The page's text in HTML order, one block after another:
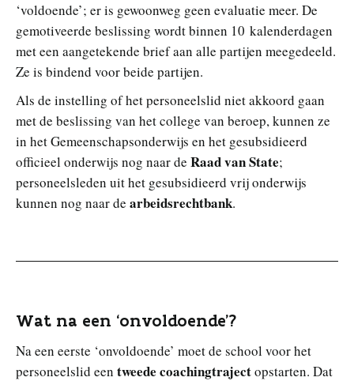
‘voldoende’; er is gewoonweg geen evaluatie meer. De
gemotiveerde beslissing wordt binnen 10 kalenderdagen
met een aangetekende brief aan alle partijen meegedeeld.
Ze is bindend voor beide partijen.
Als de instelling of het personeelslid niet akkoord gaan
met de beslissing van het college van beroep, kunnen ze
in het Gemeenschapsonderwijs en het gesubsidieerd
officieel onderwijs nog naar de Raad van State;
personeelsleden uit het gesubsidieerd vrij onderwijs
kunnen nog naar de arbeidsrechtbank.
Wat na een ‘onvoldoende’?
Na een eerste ‘onvoldoende’ moet de school voor het
personeelslid een tweede coachingtrajectopstarten. Dat